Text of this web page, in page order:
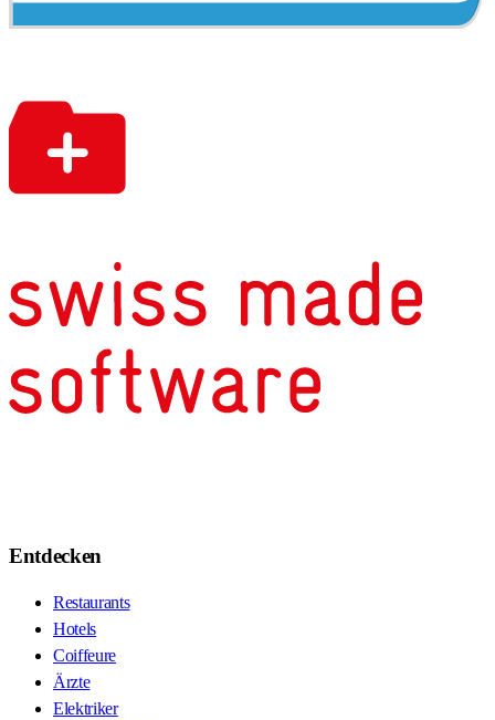
Entdecken
Restaurants
Hotels
Coiffeure
Ärzte
Elektriker